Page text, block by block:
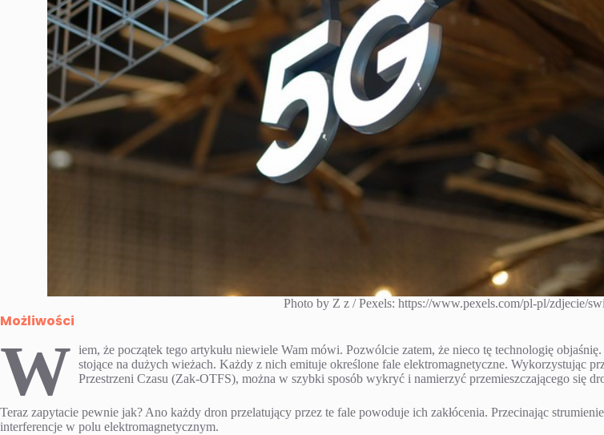
Photo by Z z / Pexels: https://www.pexels.com/pl-pl/zdjecie/
Możliwości
W iem, że początek tego artykułu niewiele Wam mówi. Pozwólcie zatem, że nieco tę technologię
stojące na dużych wieżach. Każdy z nich emituje określone fale elektromagnetyczne.
Przestrzeni Czasu (Zak-OTFS), można w szybki sposób wykryć i namierzyć przemieszczającego się
Teraz zapytacie pewnie jak? Ano każdy dron przelatujący przez te fale powoduje ich zakłócenia. Przecinając
interferencje w polu elektromagnetycznym.